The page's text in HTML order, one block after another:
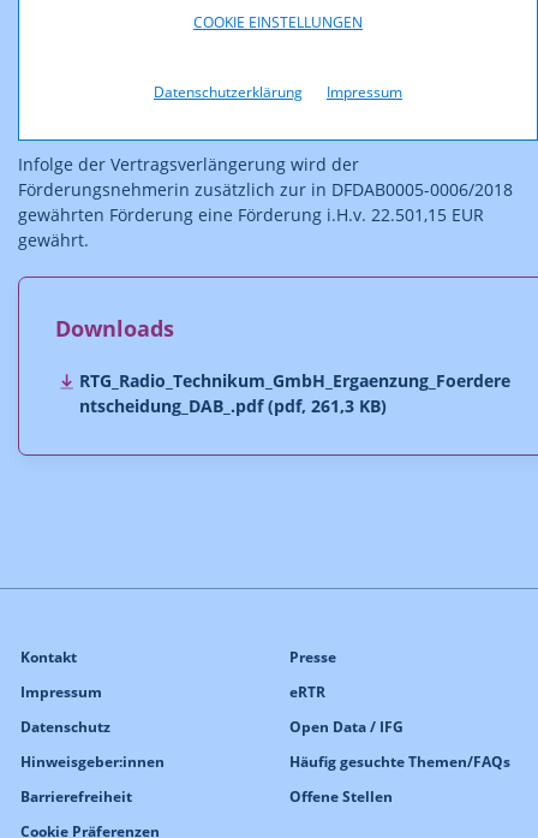
COOKIE EINSTELLUNGEN
Datenschutzerklärung Impressum
Mit Rücksicht darauf, dass es sich um den ersten
Regelbetrieb im Bereich DAB+ handelt und dessen Erfolg
Regelbetrieben kommen wird, war diesem Antrag
Infolge der Vertragsverlängerung wird der
Förderungsnehmerin zusätzlich zur in DFDAB0005-0006/2018
gewährten Förderung eine Förderung i.H.v. 22.501,15 EUR
gewährt.
Downloads
RTG_Radio_Technikum_GmbH_Ergaenzung_Foerdere
ntscheidung_DAB_.pdf (pdf, 261,3 KB)
Kontakt
Impressum
Datenschutz
Hinweisgeber:innen
Barrierefreiheit
Cookie Präferenzen
Presse
eRTR
Open Data / IFG
Häufig gesuchte Themen/FAQs
Offene Stellen